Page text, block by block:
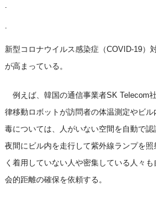
.
.
新型コロナウイルス感染症（COVID-19）
が高まっている。
例えば、韓国の通信事業者SK Telecom
律移動ロボットが訪問者の体温測定やビ
毒については、人がいない空間を自動で認
夜間にビル内を走行して紫外線ランプを
く着用していない人や密集している人々
会的距離の確保を依頼する。